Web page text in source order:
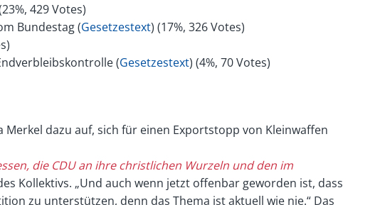
429 Votes)
Bundestag (Gesetzestext) (17%, 326 Votes)
(Gesetzestext) (4%, 70 Votes)
dazu auf, sich für einen Exportstopp von Kleinwaffen
die CDU an ihre christlichen Wurzeln und den im
Kollektivs. „Und auch wenn jetzt offenbar geworden ist, dass
zu unterstützen, denn das Thema ist aktuell wie nie.“ Das